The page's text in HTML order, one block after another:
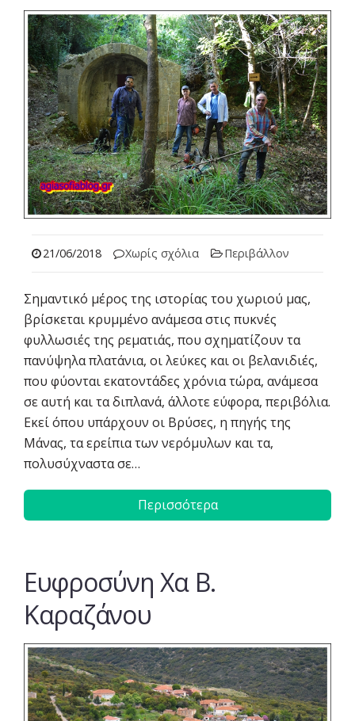
21/06/2018 Χωρίς σχόλια Περιβάλλον
Σημαντικό μέρος της ιστορίας του χωριού μας,
βρίσκεται κρυμμένο ανάμεσα στις πυκνές
φυλλωσιές της ρεματιάς, που σχηματίζουν τα
πανύψηλα πλατάνια, οι λεύκες και οι βελανιδιές,
που φύονται εκατοντάδες χρόνια τώρα, ανάμεσα
σε αυτή και τα διπλανά, άλλοτε εύφορα, περιβόλια.
Εκεί όπου υπάρχουν οι Βρύσες, η πηγής της
Μάνας, τα ερείπια των νερόμυλων και τα,
πολυσύχναστα σε…
Περισσότερα
Ευφροσύνη Χα Β.
Καραζάνου